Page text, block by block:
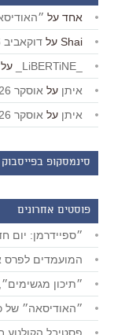
אחד על
Shai על דוקאביב 2026: שש או שבע המלצות
על
איתן על אוסקר 2026: כל הזוכים
איתן על אוסקר 2026: כל הזוכים
סינמסקופ בפייסבוק
פוסטים אחרונים
״ספיידרמן: יום
המועמדים לפרס אופיר 2026:
״תיכון
״האודיסאה״ של